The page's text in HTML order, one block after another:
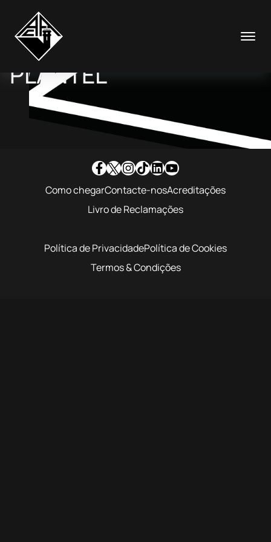
conteúdo
PLANTEL
Como chegarContacte-nosAcreditações
Livro de Reclamações
Política de PrivacidadePolítica de Cookies
Termos & Condições